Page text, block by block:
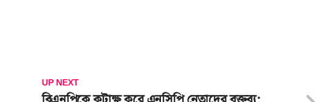
UP NEXT